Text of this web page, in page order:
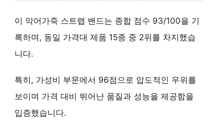
이 악어가죽 스트랩 밴드는 종합 점수 93/100을 기
록하며, 동일 가격대 제품 15종 중 2위를 차지했습
니다.
특히, 가성비 부문에서 96점으로 압도적인 우위를
보이며 가격 대비 뛰어난 품질과 성능을 제공함을
입증했습니다.